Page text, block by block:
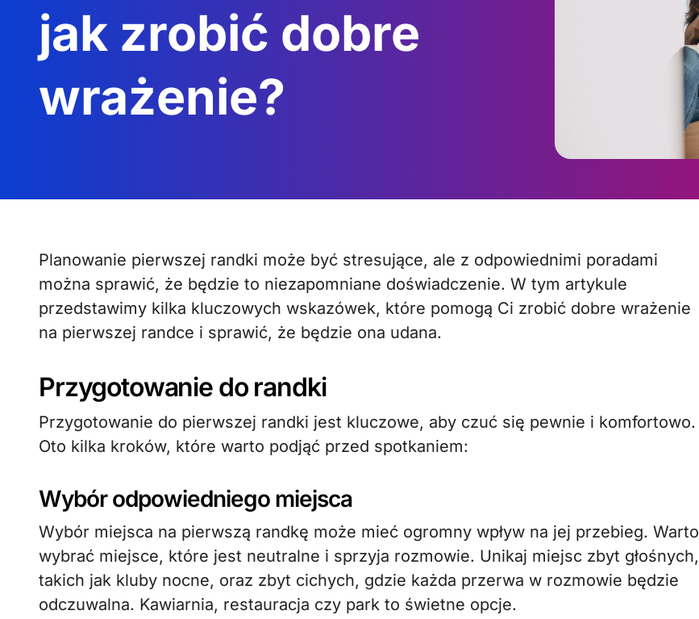
jak zrobić dobre
wrażenie?
Planowanie pierwszej randki może być stresujące, ale z odpowiednimi poradami
można sprawić, że będzie to niezapomniane doświadczenie. W tym artykule
przedstawimy kilka kluczowych wskazówek, które pomogą Ci zrobić dobre wrażenie
na pierwszej randce i sprawić, że będzie ona udana.
Przygotowanie do randki
Przygotowanie do pierwszej randki jest kluczowe, aby czuć się pewnie i komfortowo.
Oto kilka kroków, które warto podjąć przed spotkaniem:
Wybór odpowiedniego miejsca
Wybór miejsca na pierwszą randkę może mieć ogromny wpływ na jej przebieg. Warto
wybrać miejsce, które jest neutralne i sprzyja rozmowie. Unikaj miejsc zbyt głośnych,
takich jak kluby nocne, oraz zbyt cichych, gdzie każda przerwa w rozmowie będzie
odczuwalna. Kawiarnia, restauracja czy park to świetne opcje.